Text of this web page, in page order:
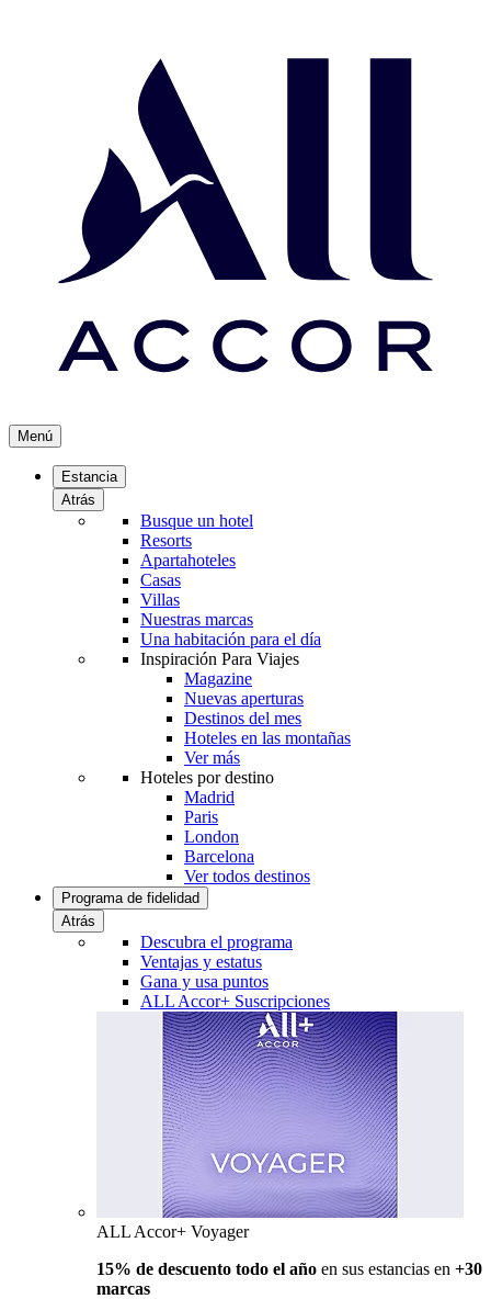
Menú
Estancia
Atrás
Busque un hotel
Resorts
Apartahoteles
Casas
Villas
Nuestras marcas
Una habitación para el día
Inspiración Para Viajes
Magazine
Nuevas aperturas
Destinos del mes
Hoteles en las montañas
Ver más
Hoteles por destino
Madrid
Paris
London
Barcelona
Ver todos destinos
Programa de fidelidad
Atrás
Descubra el programa
Ventajas y estatus
Gana y usa puntos
ALL Accor+ Suscripciones
ALL Accor+ Voyager
15% de descuento todo el año en sus estancias en +30
marcas